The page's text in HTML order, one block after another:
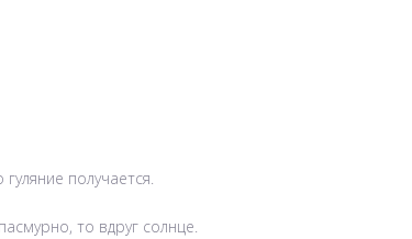
получается.
то вдруг солнце.